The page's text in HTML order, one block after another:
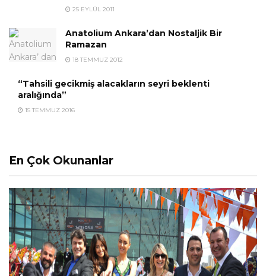
25 EYLÜL 2011
Anatolium Ankara’dan Nostaljik Bir
Ramazan
18 TEMMUZ 2012
“Tahsili gecikmiş alacakların seyri beklenti
aralığında”
15 TEMMUZ 2016
En Çok Okunanlar